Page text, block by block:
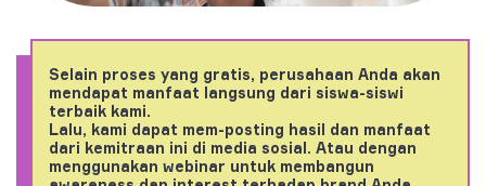
Selain proses yang gratis, perusahaan Anda akan
mendapat manfaat langsung dari siswa-siswi
terbaik kami.
Lalu, kami dapat mem-posting hasil dan manfaat
dari kemitraan ini di media sosial. Atau dengan
menggunakan webinar untuk membangun